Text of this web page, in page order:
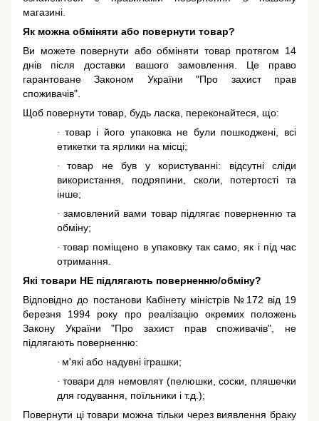
магазині.
Як можна обміняти або повернути товар?
Ви можете повернути або обміняти товар протягом 14
днів після доставки вашого замовлення. Це право
гарантованеЗаконом України "Про захист прав
споживачів"
Щоб повернути товар, будь ласка, переконайтеся, що:
· товар і його упаковка не були пошкоджені, всі
етикетки та ярлики на місці;
·товар не був у користуванні: відсутні сліди
використання, подряпини, сколи, потертості та
інше;
· замовлений вами товар підлягає поверненню та
обміну;
·товар поміщено в упаковку так само, як і під час
отримання.
Які товари НЕ підлягають поверненню/обміну?
Відповідно до постанови Кабінету міністрів №172 від 19
березня 1994 року про реалізацію окремих положень
Закону України "Про захист прав споживачів" , не
підлягають поверненню:
· м'які або надувні іграшки;
· товари для немовлят (пелюшки, соски, пляшечки
для годування, поїльники і т.д.);
Повернути ці товари можна тільки через виявлення браку